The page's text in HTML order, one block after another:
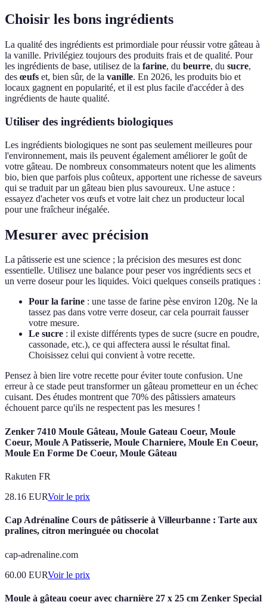
Choisir les bons ingrédients
La qualité des ingrédients est primordiale pour réussir votre gâteau à
la vanille. Privilégiez toujours des produits frais et de qualité. Pour
les ingrédients de base, utilisez de la farine, du beurre, du sucre,
des œufs et, bien sûr, de la vanille. En 2026, les produits bio et
locaux gagnent en popularité, et il est plus facile d'accéder à des
ingrédients de haute qualité.
Utiliser des ingrédients biologiques
Les ingrédients biologiques ne sont pas seulement meilleures pour
l'environnement, mais ils peuvent également améliorer le goût de
votre gâteau. De nombreux consommateurs notent que les aliments
bio, bien que parfois plus coûteux, apportent une richesse de saveurs
qui se traduit par un gâteau bien plus savoureux. Une astuce :
essayez d'acheter vos œufs et votre lait chez un producteur local
pour une fraîcheur inégalée.
Mesurer avec précision
La pâtisserie est une science ; la précision des mesures est donc
essentielle. Utilisez une balance pour peser vos ingrédients secs et
un verre doseur pour les liquides. Voici quelques conseils pratiques :
Pour la farine : une tasse de farine pèse environ 120g. Ne la
tassez pas dans votre verre doseur, car cela pourrait fausser
votre mesure.
Le sucre : il existe différents types de sucre (sucre en poudre,
cassonade, etc.), ce qui affectera aussi le résultat final.
Choisissez celui qui convient à votre recette.
Pensez à bien lire votre recette pour éviter toute confusion. Une
erreur à ce stade peut transformer un gâteau prometteur en un échec
cuisant. Des études montrent que 70% des pâtissiers amateurs
échouent parce qu'ils ne respectent pas les mesures !
Zenker 7410 Moule Gâteau, Moule Gateau Coeur, Moule
Coeur, Moule A Patisserie, Moule Charniere, Moule En Coeur,
Moule En Forme De Coeur, Moule Gâteau
Rakuten FR
28.16 EURVoir le prix
Cap Adrénaline Cours de pâtisserie à Villeurbanne : Tarte aux
pralines, citron meringuée ou chocolat
cap-adrenaline.com
60.00 EURVoir le prix
Moule à gâteau coeur avec charnière 27 x 25 cm Zenker Special